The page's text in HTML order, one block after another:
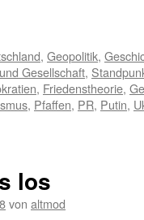
, Geopolitik,
Gesellschaft,
, Friedenstheorie,
, Pfaffen, PR, Putin,
los
von altmod